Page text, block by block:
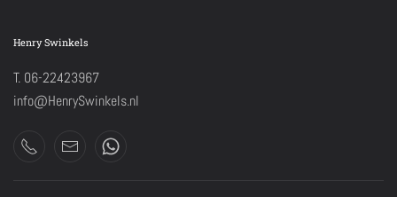
Henry Swinkels
T. 06-22423967
info@HenrySwinkels.nl